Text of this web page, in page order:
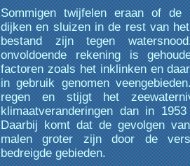
Sommigen twijfelen eraan of de
dijken en sluizen in de rest van
bestand zijn tegen
onvoldoende rekening is
factoren zoals het inklinken en
in gebruik genomen
regen en stijgt het
klimaatveranderingen dan in
Daarbij komt dat de gevolgen
malen groter zijn door de
bedreigde gebieden.